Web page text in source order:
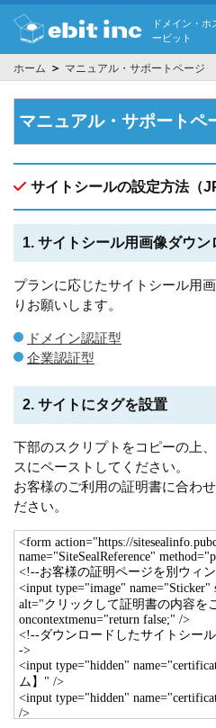
ドメイン・ホ
ービット
ホーム ＞ マニュアル・サポートページ
マニュアル・サポートペ
サイトシールの設定方法（
1. サイトシール用画像ダウン
プランに応じたサイトシール用
りお願いします。
ドメイン認証型
企業認証型
2. サイトにタグを設置
下部のスクリプトをコピーの上
スにペーストしてください。
お客様のご利用の証明書に合わ
ださい。